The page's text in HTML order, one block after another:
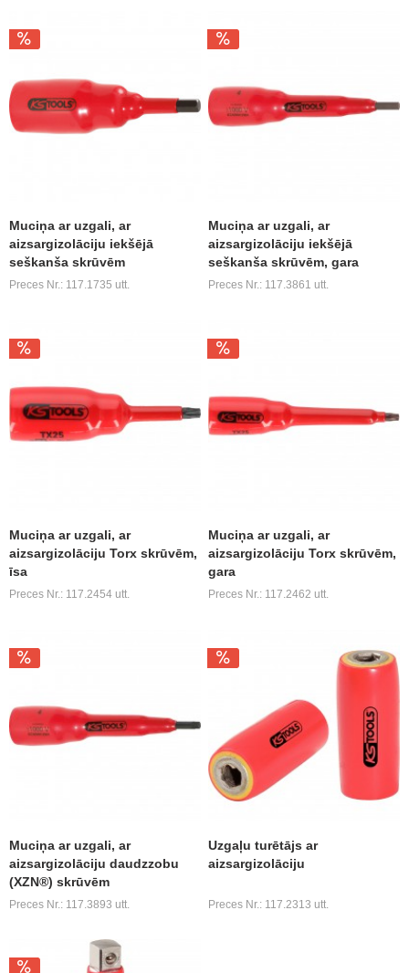
Muciņa ar uzgali, ar
aizsargizolāciju iekšējā
seškanša skrūvēm
Preces Nr.: 117.1735 utt.
Muciņa ar uzgali, ar
aizsargizolāciju iekšējā
seškanša skrūvēm, gara
Preces Nr.: 117.3861 utt.
Muciņa ar uzgali, ar
aizsargizolāciju Torx skrūvēm,
īsa
Preces Nr.: 117.2454 utt.
Muciņa ar uzgali, ar
aizsargizolāciju Torx skrūvēm,
gara
Preces Nr.: 117.2462 utt.
Muciņa ar uzgali, ar
aizsargizolāciju daudzzobu
(XZN®) skrūvēm
Preces Nr.: 117.3893 utt.
Uzgaļu turētājs ar
aizsargizolāciju
Preces Nr.: 117.2313 utt.